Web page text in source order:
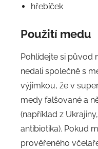
hřebíček
Použití medu
Pohlídejte si původ
nedali společně s
výjimkou, že v
medy falšované a
(například z
antibiotika). Pokud
prověřeného